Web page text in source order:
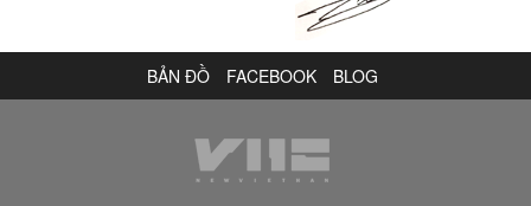
BẢN ĐỒ FACEBOOK BLOG